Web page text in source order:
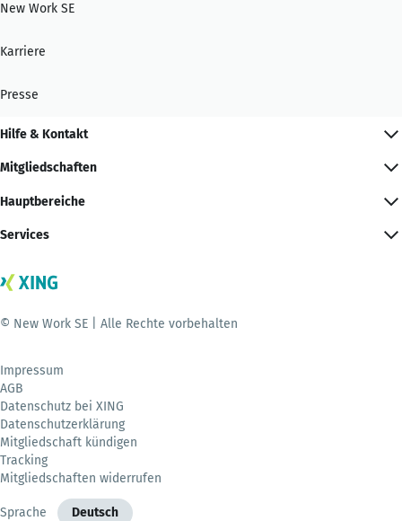
New Work SE
Karriere
Presse
Hilfe & Kontakt
Mitgliedschaften
Hauptbereiche
Services
© New Work SE | Alle Rechte vorbehalten
Impressum
AGB
Datenschutz bei XING
Datenschutzerklärung
Mitgliedschaft kündigen
Tracking
Mitgliedschaften widerrufen
Sprache Deutsch